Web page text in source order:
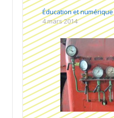
Éducation et numérique
4 mars 2014